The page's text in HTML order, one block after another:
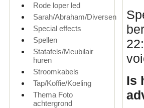
Rode loper led
Sarah/Abraham/Diversen
Special effects
Spellen
Statafels/Meubilair
huren
Stroomkabels
Tap/Koffie/Koeling
Thema Foto
achtergrond
Is